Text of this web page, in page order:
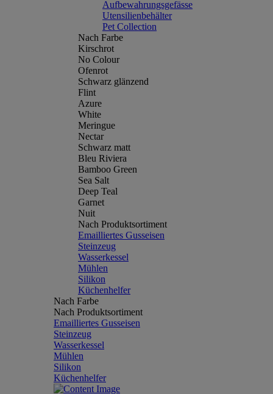
Aufbewahrungsgefässe
Utensilienbehälter
Pet Collection
Nach Farbe
Kirschrot
No Colour
Ofenrot
Schwarz glänzend
Flint
Azure
White
Meringue
Nectar
Schwarz matt
Bleu Riviera
Bamboo Green
Sea Salt
Deep Teal
Garnet
Nuit
Nach Produktsortiment
Emailliertes Gusseisen
Steinzeug
Wasserkessel
Mühlen
Silikon
Küchenhelfer
Nach Farbe
Nach Produktsortiment
Emailliertes Gusseisen
Steinzeug
Wasserkessel
Mühlen
Silikon
Küchenhelfer